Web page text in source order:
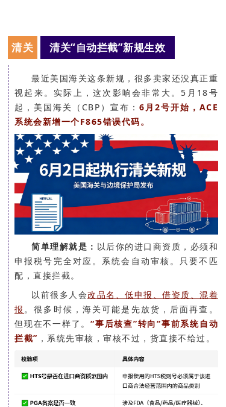
清关 清关“自动拦截”新规生效
最近美国海关这条新规，很多卖家还没真正重
视起来。实际上，这次影响会非常大。5月18号
起，美国海关（CBP）宣布： 6月2号开始，ACE
系统会新增一个F865错误代码。
简单理解就是： 以后你的进口商资质，必须和
申报税号完全对应。系统会自动审核。只要不匹
配，直接拦截。
以前很多人会改品名、低申报、借资质、混着
报 。很多时候，海关可能是先放货，后面再查。
但现在不一样了。 “事后核查”转向“事前系统自动
拦截” ，系统先审核，审核不过，货直接不给过。